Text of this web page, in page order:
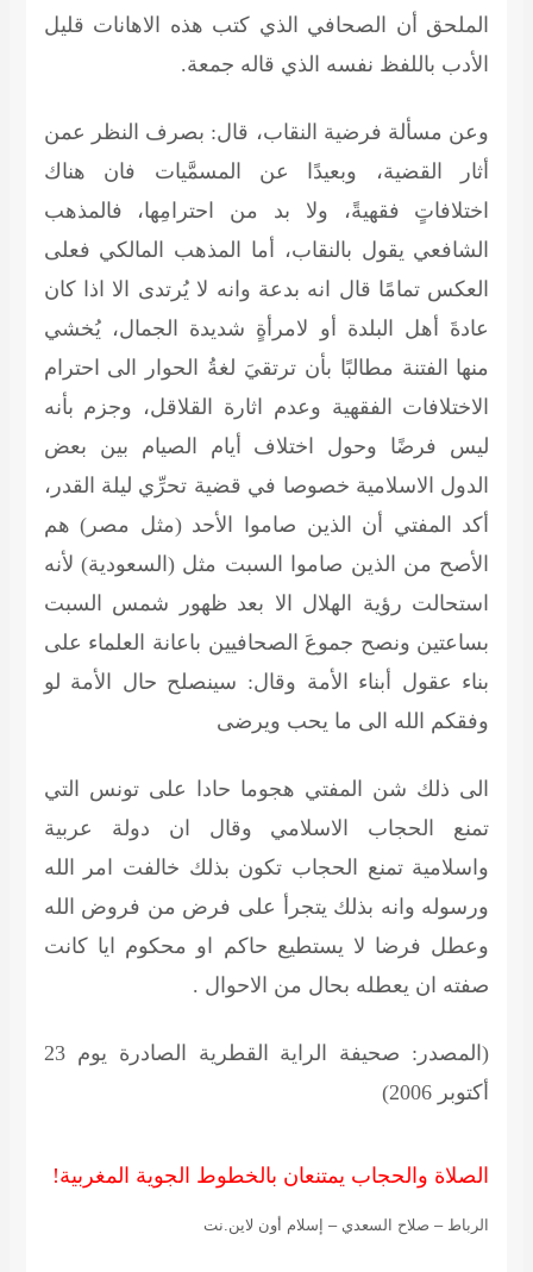
الملحق أن الصحافي الذي كتب هذه الاهانات قليل
الأدب باللفظ نفسه الذي قاله جمعة.
وعن مسألة فرضية النقاب، قال: بصرف النظر عمن
أثار القضية، وبعيدًا عن المسمَّيات فان هناك
اختلافاتٍ فقهيةً، ولا بد من احترامِها، فالمذهب
الشافعي يقول بالنقاب، أما المذهب المالكي فعلى
العكس تمامًا قال انه بدعة وانه لا يُرتدى الا اذا كان
عادةَ أهل البلدة أو لامرأةٍ شديدة الجمال، يُخشي
منها الفتنة مطالبًا بأن ترتقيَ لغةُ الحوار الى احترام
الاختلافات الفقهية وعدم اثارة القلاقل، وجزم بأنه
ليس فرضًا وحول اختلاف أيام الصيام بين بعض
الدول الاسلامية خصوصا في قضية تحرِّي ليلة القدر،
أكد المفتي أن الذين صاموا الأحد (مثل مصر) هم
الأصح من الذين صاموا السبت مثل (السعودية) لأنه
استحالت رؤية الهلال الا بعد ظهور شمس السبت
بساعتين ونصح جموعَ الصحافيين باعانة العلماء على
بناء عقول أبناء الأمة وقال: سينصلح حال الأمة لو
وفقكم الله الى ما يحب ويرضى
الى ذلك شن المفتي هجوما حادا على تونس التي
تمنع الحجاب الاسلامي وقال ان دولة عربية
واسلامية تمنع الحجاب تكون بذلك خالفت امر الله
ورسوله وانه بذلك يتجرأ على فرض من فروض الله
وعطل فرضا لا يستطيع حاكم او محكوم ايا كانت
صفته ان يعطله بحال من الاحوال .
(المصدر: صحيفة الراية القطرية الصادرة يوم 23
أكتوبر 2006)
الصلاة والحجاب يمتنعان بالخطوط الجوية المغربية!
الرباط – صلاح السعدي – إسلام أون لاين.نت